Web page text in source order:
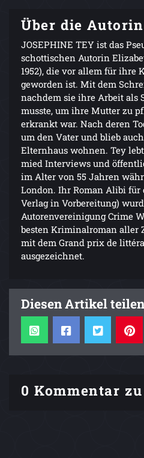
Über die Autorin
JOSEPHINE TEY ist das
schottischen Autorin
1952), die vor allem für ihre
geworden ist. Mit dem
nachdem sie ihre Arbeit als
musste, um ihre Mutter zu
erkrankt war. Nach deren
um den Vater und blieb
Elternhaus wohnen. Tey
mied Interviews und
im Alter von 55 Jahren
London. Ihr Roman Alibi
Verlag in Vorbereitung)
Autorenvereinigung Crime
besten Kriminalroman aller
mit dem Grand prix de
ausgezeichnet.
Diesen Artikel teilen
0 Kommentar